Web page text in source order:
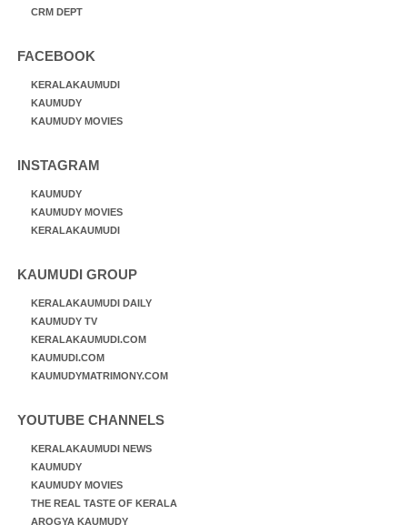
CRM DEPT
FACEBOOK
KERALAKAUMUDI
KAUMUDY
KAUMUDY MOVIES
INSTAGRAM
KAUMUDY
KAUMUDY MOVIES
KERALAKAUMUDI
KAUMUDI GROUP
KERALAKAUMUDI DAILY
KAUMUDY TV
KERALAKAUMUDI.COM
KAUMUDI.COM
KAUMUDYMATRIMONY.COM
YOUTUBE CHANNELS
KERALAKAUMUDI NEWS
KAUMUDY
KAUMUDY MOVIES
THE REAL TASTE OF KERALA
AROGYA KAUMUDY